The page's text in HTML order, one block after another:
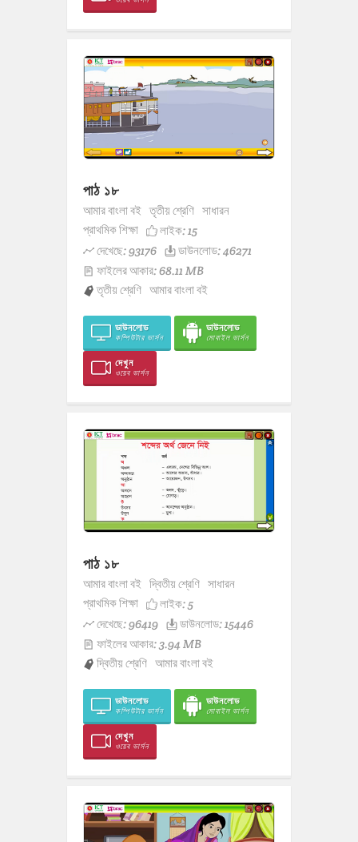
পাঠ ১৮
আমার বাংলা বই তৃতীয় শ্রেণি সাধারন
প্রাথমিক শিক্ষা
লাইক:15
দেখেছে: 93176
ডাউনলোড: 46271
ফাইলের আকার: 68.11 MB
তৃতীয় শ্রেণি আমার বাংলা বই
ডাউনলোড
কম্পিউটার ভার্সন
ডাউনলোড
মোবাইল ভার্সন
দেখুন
ওয়েব ভার্সন
পাঠ ১৮
আমার বাংলা বই দ্বিতীয় শ্রেণি সাধারন
প্রাথমিক শিক্ষা
লাইক:5
দেখেছে: 96419
ডাউনলোড: 15446
ফাইলের আকার: 3.94 MB
দ্বিতীয় শ্রেণি আমার বাংলা বই
ডাউনলোড
কম্পিউটার ভার্সন
ডাউনলোড
মোবাইল ভার্সন
দেখুন
ওয়েব ভার্সন